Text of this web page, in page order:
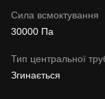
Сила всмоктування
30000 Па
Тип центральної
Згинається